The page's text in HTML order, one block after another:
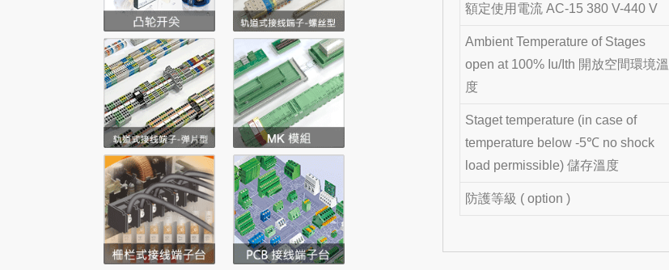
額定使用電流 AC-15 380 V-440 V
Ambient Temperature of Stages
open at 100% Iu/Ith 開放空間環境溫
度
Staget temperature (in case of
temperature below -5℃ no shock
load permissible) 儲存溫度
防護等級 ( option )